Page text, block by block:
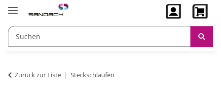
Zurück zur Liste Steckschlaufen